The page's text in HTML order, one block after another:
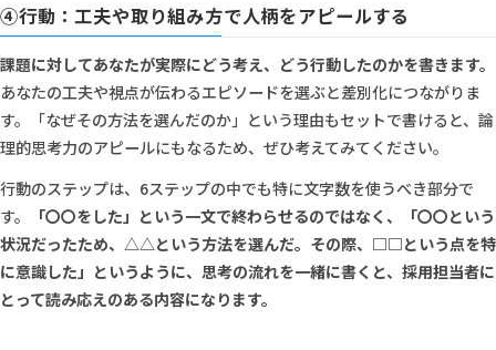
④行動：工夫や取り組み方で人柄をアピールする
課題に対してあなたが実際にどう考え、どう行動したのかを書きます。
あなたの工夫や視点が伝わるエピソードを選ぶと差別化につながりま
す。「なぜその方法を選んだのか」という理由もセットで書けると、論
理的思考力のアピールにもなるため、ぜひ考えてみてください。
行動のステップは、6ステップの中でも特に文字数を使うべき部分で
す。
「〇〇をした」という一文で終わらせるのではなく、「〇〇という
状況だったため、△△という方法を選んだ。その際、□□という点を特
に意識した」というように、思考の流れを一緒に書くと、採用担当者に
とって読み応えのある内容になります。